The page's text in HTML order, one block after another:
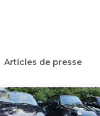
Articles de presse